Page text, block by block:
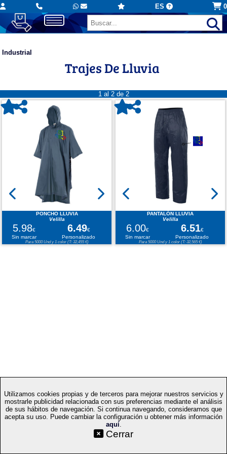
ES 0
Industrial
Trajes De Lluvia
1 al 2 de 2
PONCHO LLUVIA
Velilla
5.98€ 6.49€
Sin marcar
Personalizado
Para 5000 Und y 1 color (T: 32,455 €)
PANTALÓN LLUVIA
Velilla
6.00€ 6.51€
Sin marcar
Personalizado
Para 5000 Und y 1 color (T: 32,565 €)
Utilizamos cookies propias y de terceros para mejorar nuestros servicios y
mostrarle publicidad relacionada con sus preferencias mediante el análisis
de sus hábitos de navegación. Si continua navegando, consideramos que
acepta su uso. Puede cambiar la configuración u obtener más información
aquí.
Cerrar
| Condiciones generales
de compra|Mapa web